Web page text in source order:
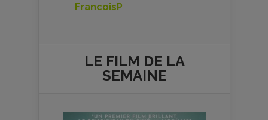
FrancoisP
LE FILM DE LA
SEMAINE